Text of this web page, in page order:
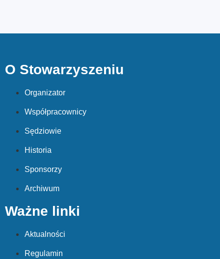
O Stowarzyszeniu
Organizator
Współpracownicy
Sędziowie
Historia
Sponsorzy
Archiwum
Ważne linki
Aktualności
Regulamin